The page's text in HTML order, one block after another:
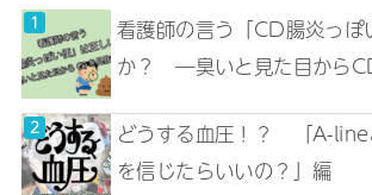
看護師の言う「CD腸炎っぽ
か？ ―臭いと見た目から
どうする血圧！？ 「A-line
を信じたらいいの？」編